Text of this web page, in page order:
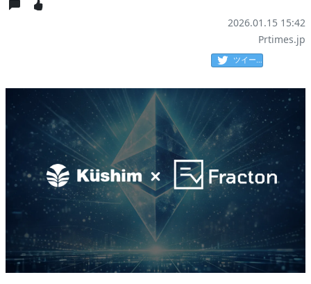
2026.01.15 15:42
Prtimes.jp
ツイート